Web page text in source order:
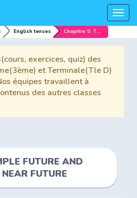
English tenses Chapitre 5: THE SIMPLE FUTURE AND THE NEAR FUTURE
exercices, quiz) des
et Terminale(Tle D)
équipes travaillent à
des autres classes
FUTURE AND
FUTURE